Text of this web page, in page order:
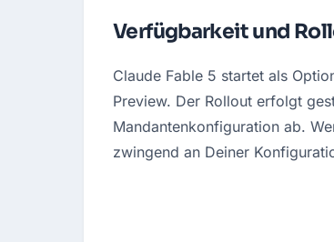
Verfügbarkeit und
Claude Fable 5 startet als
Preview. Der Rollout erfolgt
Mandantenkonfiguration ab.
zwingend an Deiner